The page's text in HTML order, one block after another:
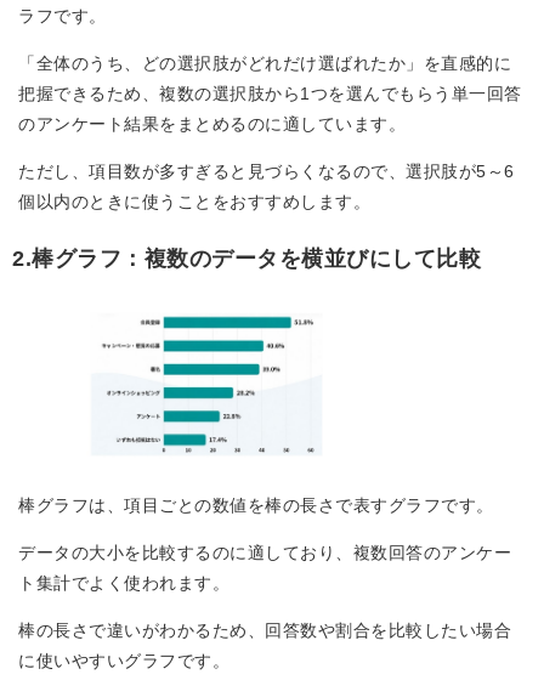
ラフです。
「全体のうち、どの選択肢がどれだけ選ばれたか」を直感的に
把握できるため、複数の選択肢から1つを選んでもらう単一回答
のアンケート結果をまとめるのに適しています。
ただし、項目数が多すぎると見づらくなるので、選択肢が5～6
個以内のときに使うことをおすすめします。
2.棒グラフ：複数のデータを横並びにして比較
棒グラフは、項目ごとの数値を棒の長さで表すグラフです。
データの大小を比較するのに適しており、複数回答のアンケー
ト集計でよく使われます。
棒の長さで違いがわかるため、回答数や割合を比較したい場合
に使いやすいグラフです。